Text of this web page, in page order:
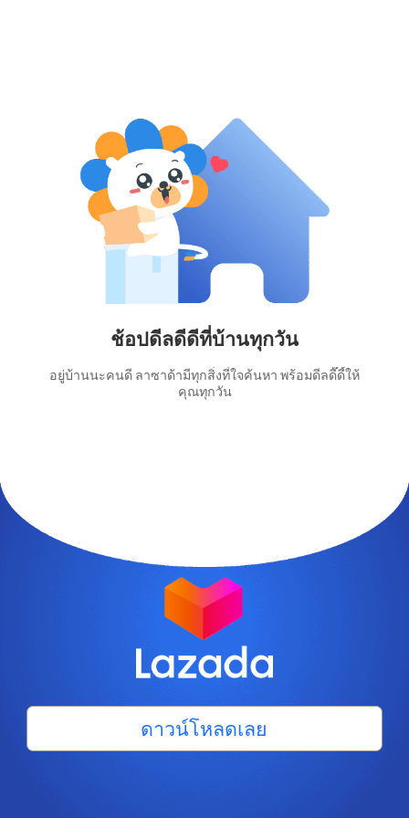
ช้อปดีลดีดีที่บ้านทุกวัน
อยู่บ้านนะคนดี ลาซาด้ามีทุกสิ่งที่ใจค้นหา พร้อมดีลดี๊ดี้ให้
คุณทุกวัน
ดาวน์โหลดเลย